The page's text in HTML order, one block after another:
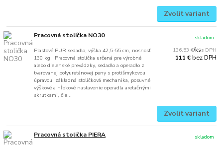
Zvoliť variant
Pracovná stolička NO30
Plastové PUR sedadlo, výška 42,5-55 cm, nosnosť
130 kg. Pracovná stolička určená pre výrobné
alebo dielenské prevádzky, sedadlo a operadlo z
tvarovanej polyuretánovej peny s protišmykovou
úpravou, základná stoličková mechanika, posuvné
výškové a hĺbkové nastavenie operadla aretačnými
skrutkami, čie...
136,53 €/ks
111 €bez DPH
skladom
Zvoliť variant
Pracovná stolička PIERA skladom